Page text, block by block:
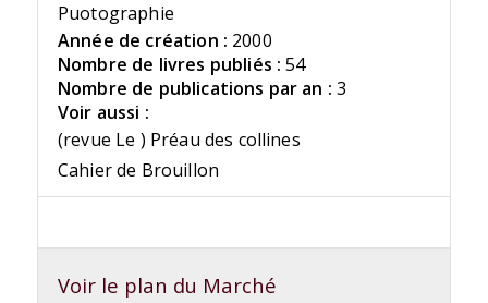
Puotographie
Année de création : 2000
Nombre de livres publiés : 54
Nombre de publications par an : 3
Voir aussi :
(revue Le ) Préau des collines
Cahier de Brouillon
Voir le plan du Marché